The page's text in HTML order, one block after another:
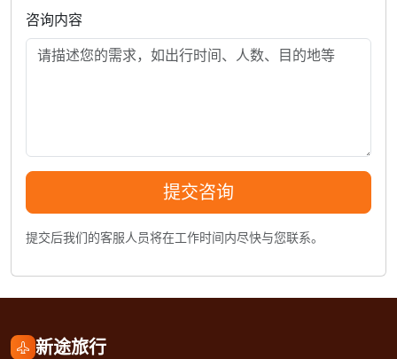
咨询内容
提交咨询
提交后我们的客服人员将在工作时间内尽快与您联系。
新途旅行